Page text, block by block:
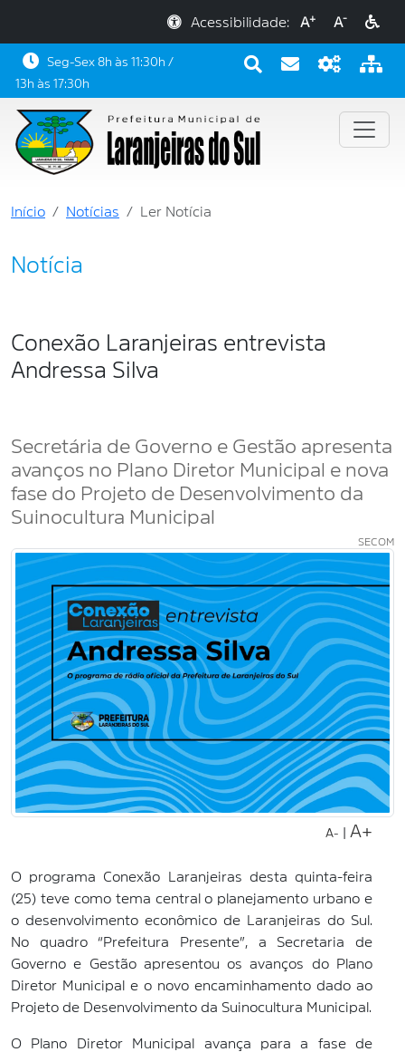
Acessibilidade: A+ A-
Seg-Sex 8h às 11:30h /
13h às 17:30h
Início Notícias Ler Notícia
Notícia
Conexão Laranjeiras entrevista
Andressa Silva
Secretária de Governo e Gestão apresenta
avanços no Plano Diretor Municipal e nova
fase do Projeto de Desenvolvimento da
Suinocultura Municipal
SECOM
A- A+
O programa Conexão Laranjeiras desta quinta-feira
(25) teve como tema central o planejamento urbano e
o desenvolvimento econômico de Laranjeiras do Sul.
No quadro “Prefeitura Presente”, a Secretaria de
Governo e Gestão apresentou os avanços do Plano
Diretor Municipal e o novo encaminhamento dado ao
Projeto de Desenvolvimento da Suinocultura Municipal.
O Plano Diretor Municipal avança para a fase de